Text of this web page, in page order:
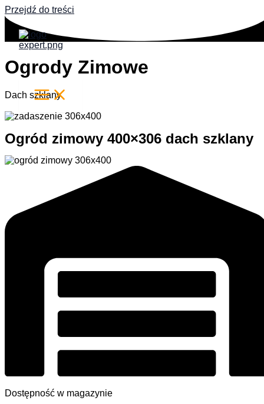
Przejdź do treści
Ogrody Zimowe
Dach szklany
Ogród zimowy 400×306 dach szklany
Dostępność w magazynie